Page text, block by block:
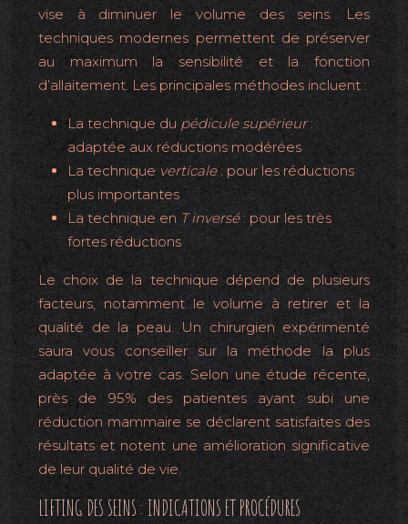
vise à diminuer le volume des seins. Les
techniques modernes permettent de préserver
au maximum la sensibilité et la fonction
d’allaitement. Les principales méthodes incluent :
La technique du pédicule supérieur:
adaptée aux réductions modérées
La techniqueverticale: pour les réductions
plus importantes
La technique enT inversé: pour les très
fortes réductions
Le choix de la technique dépend de plusieurs
facteurs, notamment le volume à retirer et la
qualité de la peau. Un chirurgien expérimenté
saura vous conseiller sur la méthode la plus
adaptée à votre cas. Selon une étude récente,
près de 95% des patientes ayant subi une
réduction mammaire se déclarent satisfaites des
résultats et notent une amélioration significative
de leur qualité de vie.
LIFTING DES SEINS : INDICATIONS ET PROCÉDURES